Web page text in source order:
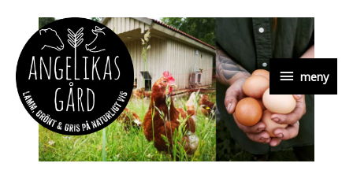
innehåll
meny
meny